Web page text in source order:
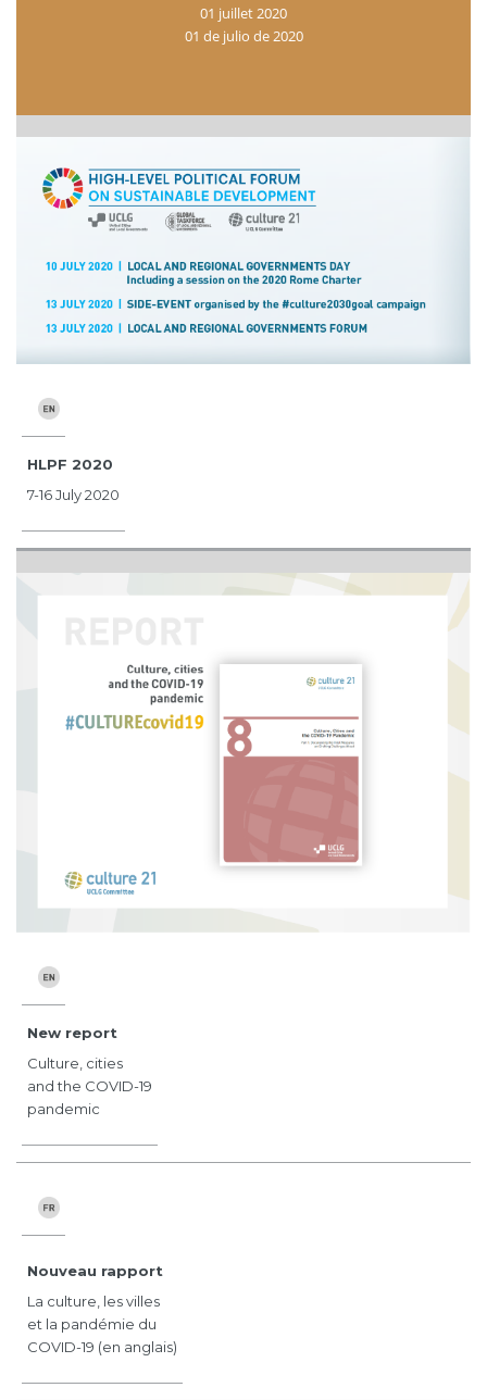
01 juillet 2020
01 de julio de 2020
HLPF 2020
7-16 July 2020
New report
Culture, cities
and the COVID-19
pandemic
Nouveau rapport
La culture, les villes
et la pandémie du
COVID-19 (en anglais)